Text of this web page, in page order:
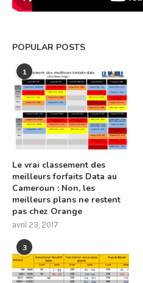
POPULAR POSTS
1
Le vrai classement des
meilleurs forfaits Data au
Cameroun : Non, les
meilleurs plans ne restent
pas chez Orange
avril 23, 2017
3